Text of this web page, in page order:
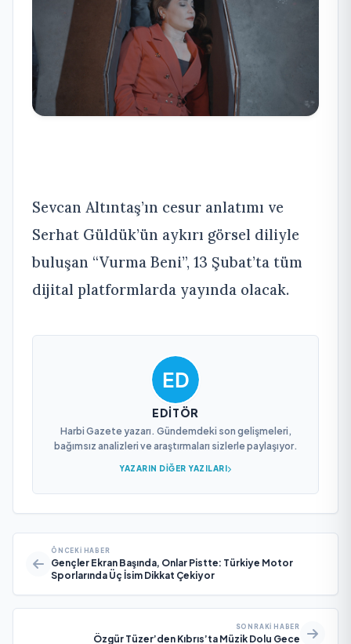
Sevcan Altıntaş’ın cesur anlatımı ve
Serhat Güldük’ün aykırı görsel diliyle
buluşan “Vurma Beni”, 13 Şubat’ta tüm
dijital platformlarda yayında olacak.
EDITÖR
Harbi Gazete yazarı. Gündemdeki son gelişmeleri,
bağımsız analizleri ve araştırmaları sizlerle paylaşıyor.
YAZARIN DIĞER YAZILARI
ÖNCEKI HABER
Gençler Ekran Başında, Onlar Pistte: Türkiye Motor
Sporlarında Üç İsim Dikkat Çekiyor
SONRAKI HABER
Özgür Tüzer’den Kıbrıs’ta Müzik Dolu Gece